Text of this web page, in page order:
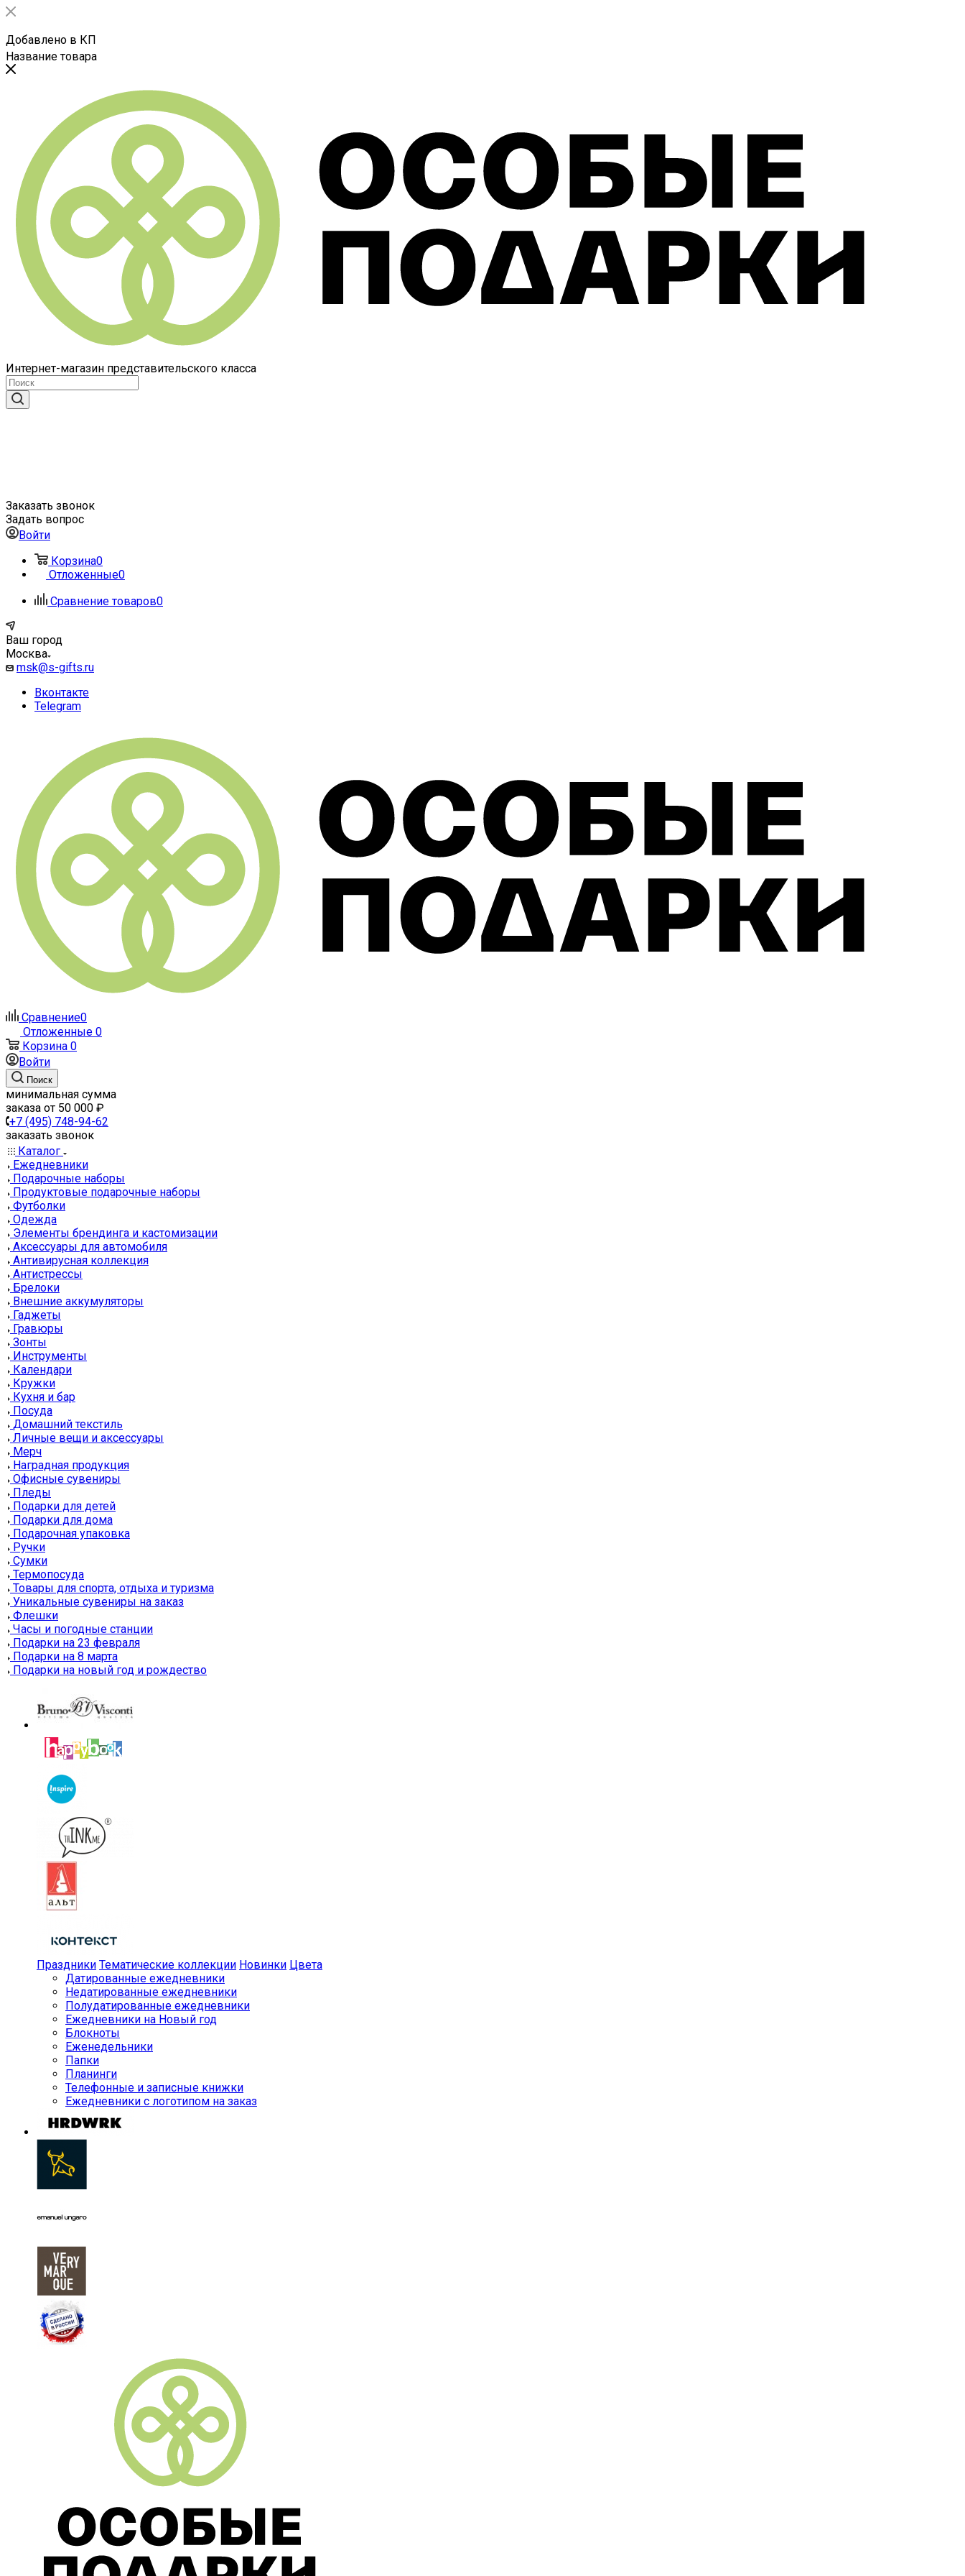
Добавлено в КП
Название товара
Интернет-магазин представительского класса
Заказать звонок
Задать вопрос
Войти
Корзина0
Отложенные0
Сравнение товаров0
Ваш город
Москва
msk@s-gifts.ru
Вконтакте
Telegram
Сравнение0
Отложенные 0
Корзина 0
Войти
Поиск
минимальная сумма
заказа от 50 000 ₽
+7 (495) 748-94-62
заказать звонок
Каталог
Ежедневники
Подарочные наборы
Продуктовые подарочные наборы
Футболки
Одежда
Элементы брендинга и кастомизации
Аксессуары для автомобиля
Антивирусная коллекция
Антистрессы
Брелоки
Внешние аккумуляторы
Гаджеты
Гравюры
Зонты
Инструменты
Календари
Кружки
Кухня и бар
Посуда
Домашний текстиль
Личные вещи и аксессуары
Мерч
Наградная продукция
Офисные сувениры
Пледы
Подарки для детей
Подарки для дома
Подарочная упаковка
Ручки
Сумки
Термопосуда
Товары для спорта, отдыха и туризма
Уникальные сувениры на заказ
Флешки
Часы и погодные станции
Подарки на 23 февраля
Подарки на 8 марта
Подарки на новый год и рождество
Праздники Тематические коллекции Новинки Цвета
Датированные ежедневники
Недатированные ежедневники
Полудатированные ежедневники
Ежедневники на Новый год
Блокноты
Еженедельники
Папки
Планинги
Телефонные и записные книжки
Ежедневники с логотипом на заказ